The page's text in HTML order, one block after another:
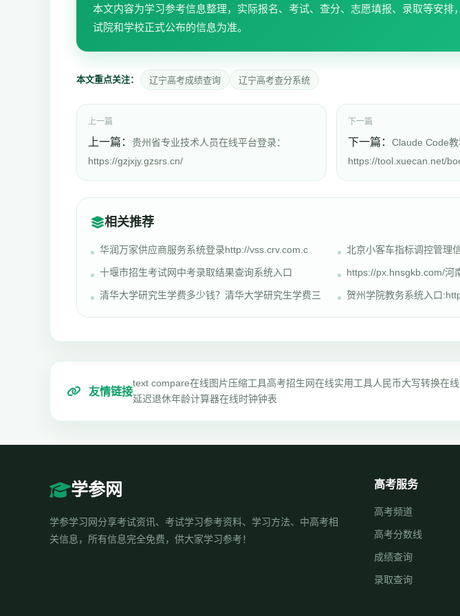
本文内容为学习参考信息整理，实际报名、考试、查分、志愿填报、录取等安排
试院和学校正式公布的信息为准。
本文重点关注： 辽宁高考成绩查询 辽宁高考查分系统
上一篇
上一篇： 贵州省专业技术人员在线平台登录：
https://gzjxjy.gzsrs.cn/
下一篇
下一篇： Claude Code
https://tool.xuecan.net/
相关推荐
华润万家供应商服务系统登录http://vss.crv.com.c 北京小客车指标调控管理
十堰市招生考试网中考录取结果查询系统入口 https://px.hnsgkb.com/河
清华大学研究生学费多少钱？清华大学研究生学费三 贺州学院教务系统入口
友情链接
text compare在线图片压缩工具高考招生网在线实用工具人民币大写转换在
延迟退休年龄计算器在线时钟钟表
学参网
学参学习网分享考试资讯、考试学习参考资料、学习方法、中高考相
关信息，所有信息完全免费，供大家学习参考！
高考服务
高考频道
高考分数线
成绩查询
录取查询